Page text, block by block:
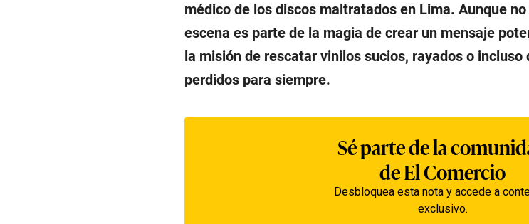
médico de los discos maltratados en Lima. Aunque
escena es parte de la magia de crear un mensaje
la misión de rescatar vinilos sucios, rayados o incluso
perdidos para siempre.